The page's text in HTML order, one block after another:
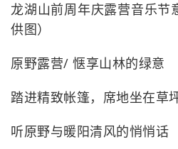
龙湖山前周年庆露营音乐节
供图）
原野露营/ 惬享山林的绿意
踏进精致帐篷，席地坐在草
听原野与暖阳清风的悄悄话